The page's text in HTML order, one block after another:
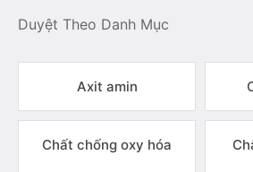
Duyệt Theo Danh Mục
Axit amin
Chất chống oxy hóa